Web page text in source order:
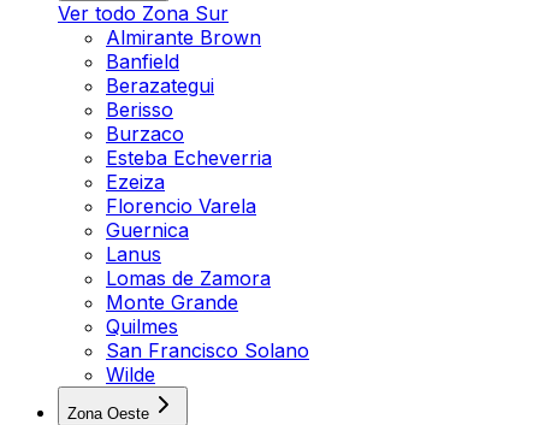
Ver todo Zona Sur
Almirante Brown
Banfield
Berazategui
Berisso
Burzaco
Esteba Echeverria
Ezeiza
Florencio Varela
Guernica
Lanus
Lomas de Zamora
Monte Grande
Quilmes
San Francisco Solano
Wilde
Zona Oeste